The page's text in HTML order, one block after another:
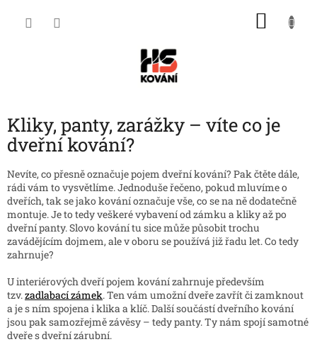
Kliky, panty, zarážky – víte co je
dveřní kování?
Nevíte, co přesně označuje pojem dveřní kování? Pak čtěte dále,
rádi vám to vysvětlíme. Jednoduše řečeno, pokud mluvíme o
dveřích, tak se jako kování označuje vše, co se na ně dodatečně
montuje. Je to tedy veškeré vybavení od zámku a kliky až po
dveřní panty. Slovo kování tu sice může působit trochu
zavádějícím dojmem, ale v oboru se používá již řadu let. Co tedy
zahrnuje?
U interiérových dveří pojem kování zahrnuje především
tzv.zadlabací zámek. Ten vám umožní dveře zavřít či zamknout
a je s ním spojena i klika a klíč. Další součástí dveřního kování
jsou pak samozřejmě závěsy – tedy panty. Ty nám spojí samotné
dveře s dveřní zárubní.